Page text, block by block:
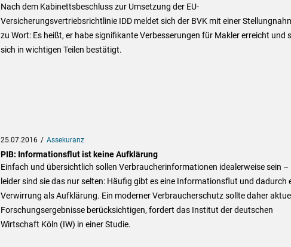
Nach dem Kabinettsbeschluss zur Umsetzung der EU-
Versicherungsvertriebsrichtlinie IDD meldet sich der BVK mit einer
zu Wort: Es heißt, er habe signifikante Verbesserungen für Makler erreicht und
sich in wichtigen Teilen bestätigt.
25.07.2016 Assekuranz
PIB: Informationsflut ist keine Aufklärung
Einfach und übersichtlich sollen Verbraucherinformationen idealerweise sein –
leider sind sie das nur selten: Häufig gibt es eine Informationsflut und dadurch
Verwirrung als Aufklärung. Ein moderner Verbraucherschutz sollte daher
Forschungsergebnisse berücksichtigen, fordert das Institut der deutschen
Wirtschaft Köln (IW) in einer Studie.